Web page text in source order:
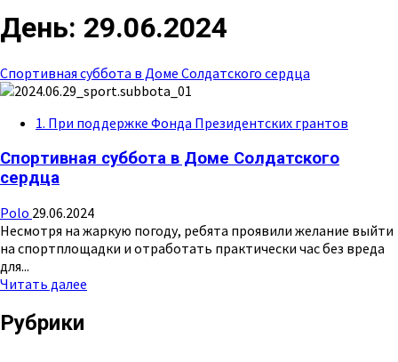
День: 29.06.2024
Спортивная суббота в Доме Солдатского сердца
1. При поддержке Фонда Президентских грантов
Спортивная суббота в Доме Солдатского
сердца
Polo 29.06.2024
Несмотря на жаркую погоду, ребята проявили желание выйти
на спортплощадки и отработать практически час без вреда
для...
Читать далее
Рубрики